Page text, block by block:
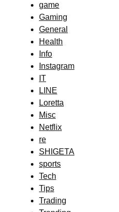
game
Gaming
General
Health
Info
Instagram
IT
LINE
Loretta
Misc
Netflix
re
SHIGETA
sports
Tech
Tips
Trading